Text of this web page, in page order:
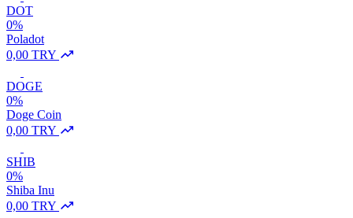
DOT
0%
Poladot
0,00 TRY
DOGE
0%
Doge Coin
0,00 TRY
SHIB
0%
Shiba Inu
0,00 TRY